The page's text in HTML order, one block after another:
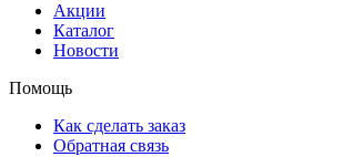
Акции
Каталог
Новости
Помощь
Как сделать заказ
Обратная связь